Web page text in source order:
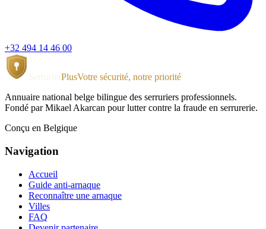
+32 494 14 46 00
Serrurier PlusVotre sécurité, notre priorité
Annuaire national belge bilingue des serruriers professionnels.
Fondé par Mikael Akarcan pour lutter contre la fraude en serrurerie.
Conçu en Belgique
Navigation
Accueil
Guide anti-arnaque
Reconnaître une arnaque
Villes
FAQ